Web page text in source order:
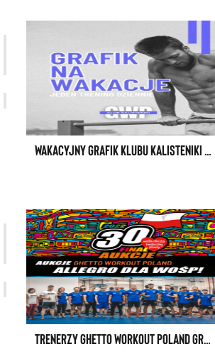
WAKACYJNY GRAFIK KLUBU KALISTENIKI GWP W WARSZAWIE
TRENERZY GHETTO WORKOUT POLAND GRAJĄ DLA OKULISTYKI DZIECIĘCEJ Z WOŚP